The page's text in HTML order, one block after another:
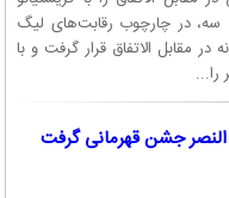
در چارچوب رقابت‌های لیگ
مقابل الاتفاق قرار گرفت و با
النصر جشن قهرمانی گرفت